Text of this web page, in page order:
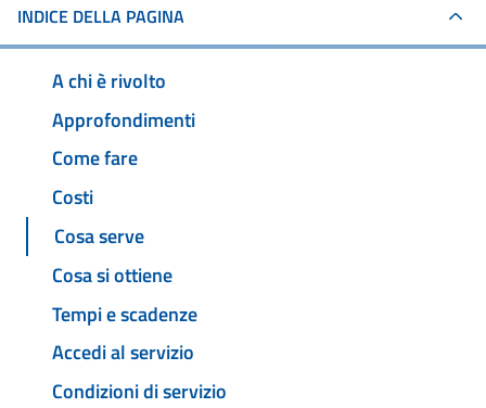
INDICE DELLA PAGINA
A chi è rivolto
Approfondimenti
Come fare
Costi
Cosa serve
Cosa si ottiene
Tempi e scadenze
Accedi al servizio
Condizioni di servizio